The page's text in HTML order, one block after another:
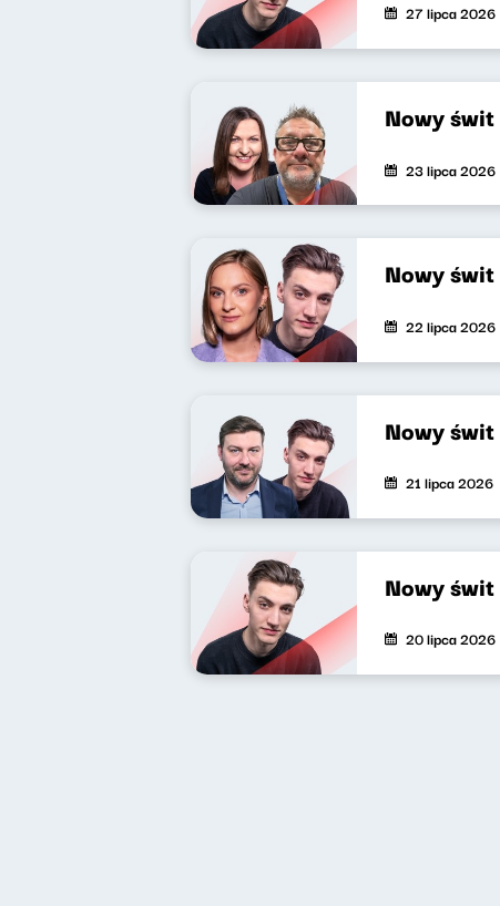
27 lipca 2026
Nowy
23 lipca 2026
Nowy
22 lipca 2026
Nowy
21 lipca 2026
Nowy
20 lipca 2026